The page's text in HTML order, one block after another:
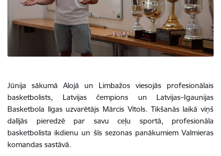
Jūnija sākumā Alojā un Limbažos viesojās profesionālais
basketbolists, Latvijas čempions un Latvijas–Igaunijas
Basketbola līgas uzvarētājs Mārcis Vītols. Tikšanās laikā viņš
dalījās pieredzē par savu ceļu sportā, profesionāla
basketbolista ikdienu un šīs sezonas panākumiem Valmieras
komandas sastāvā.